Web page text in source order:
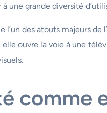
une grande diversité
des atouts majeurs de
ouvre la voie à une
comme